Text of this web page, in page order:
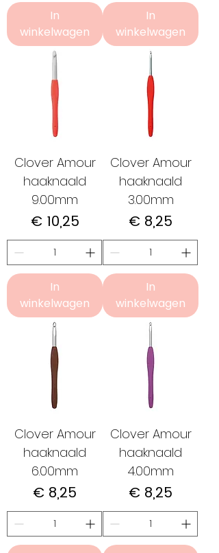
In
winkelwagen
In
winkelwagen
Clover Amour
haaknaald
9.00mm
Prijs
€ 10,25
In
winkelwagen
Clover Amour
haaknaald
3.00mm
Prijs
€ 8,25
In
winkelwagen
Clover Amour
haaknaald
6.00mm
Prijs
€ 8,25
Clover Amour
haaknaald
4.00mm
Prijs
€ 8,25